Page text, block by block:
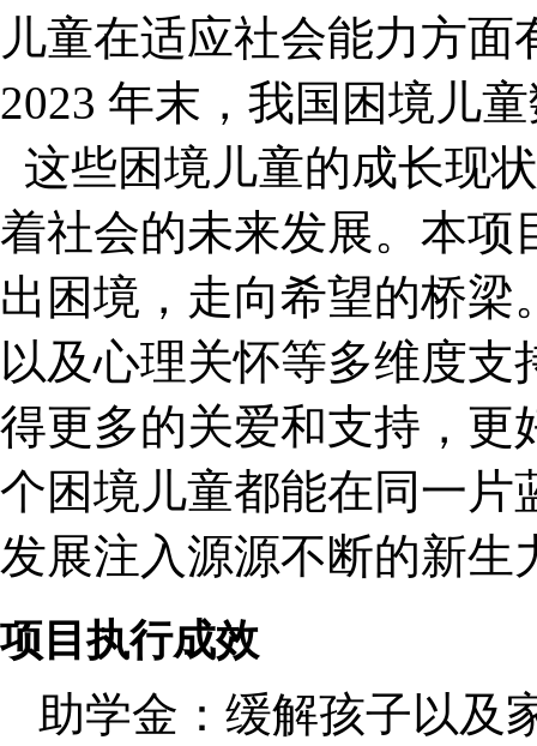
儿童在适应社会能力方
2023 年末，我国困境儿
这些困境儿童的成长现
着社会的未来发展。本项
出困境，走向希望的桥
以及心理关怀等多维度
得更多的关爱和支持，更
个困境儿童都能在同一片
发展注入源源不断的新生
项目执行成效
助学金：缓解孩子以及